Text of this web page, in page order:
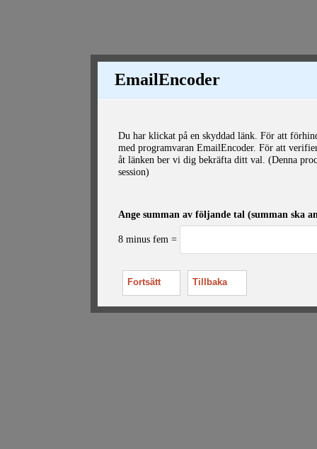
EmailEncoder
Du har klickat på en skyddad länk. För att
med programvaran EmailEncoder. För att
åt länken ber vi dig bekräfta ditt val. (Denna
session)
Ange summan av följande tal (summan ska
8 minus fem =